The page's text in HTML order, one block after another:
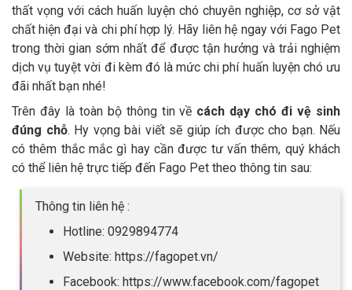
thất vọng với cách huấn luyện chó chuyên nghiệp, cơ sở vật
chất hiện đại và chi phí hợp lý. Hãy liên hệ ngay với Fago Pet
trong thời gian sớm nhất để được tận hưởng và trải nghiệm
dịch vụ tuyệt vời đi kèm đó là mức chi phí huấn luyện chó ưu
đãi nhất bạn nhé!
Trên đây là toàn bộ thông tin về cách dạy chó đi vệ sinh
đúng chỗ. Hy vọng bài viết sẽ giúp ích được cho bạn. Nếu
có thêm thắc mắc gì hay cần được tư vấn thêm, quý khách
có thể liên hệ trực tiếp đến Fago Pet theo thông tin sau:
Thông tin liên hệ :
Hotline: 0929894774
Website: https://fagopet.vn/
Facebook: https://www.facebook.com/fagopet